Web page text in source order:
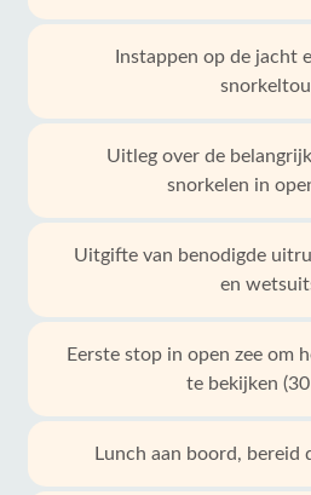
Instappen op de jacht
Uitleg over de
snorkelen in
Uitgifte van benodigde
en
Eerste stop in open zee om
te bekijken
Lunch aan boord, bereid